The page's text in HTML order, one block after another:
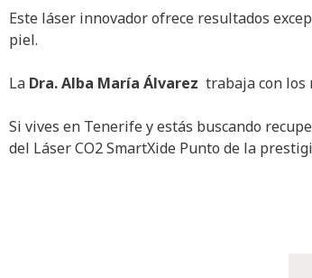
Este láser innovador ofrece resultados
piel.
La Dra. Alba María Álvarez trabaja con los
Si vives en Tenerife y estás buscando
del Láser CO2 SmartXide Punto de la